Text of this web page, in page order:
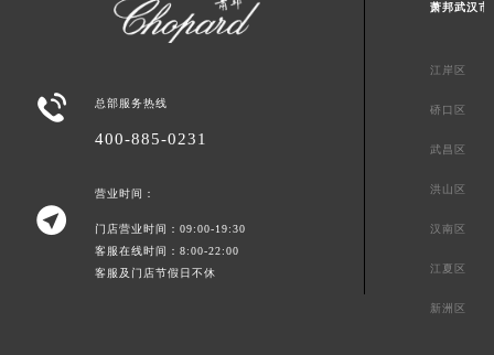
 总部服务热线
400-885-0231

营业时间：
门店营业时间：09:00-19:30
客服在线时间：8:00-22:00
客服及门店节假日不休
萧邦武汉市
江岸区
硚口区
武昌区
洪山区
汉南区
江夏区
新洲区